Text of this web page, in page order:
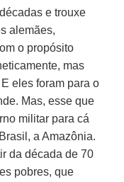
e trouxe
alemães,
o propósito
mas
eles foram para o
Mas, esse que
militar para cá
a Amazônia.
da década de 70
pobres, que